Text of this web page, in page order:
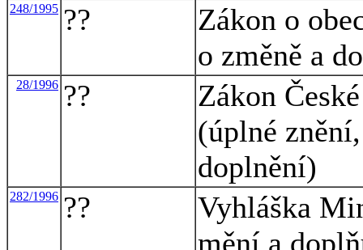
248/1995 ??
Zákon o
o změně a
28/1996 ??
Zákon
(úplné
doplnění)
282/1996 ??
Vyhláška
mění a